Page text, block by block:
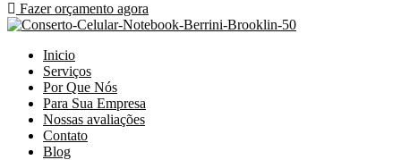
Fazer orçamento agora
Inicio
Serviços
Por Que Nós
Para Sua Empresa
Nossas avaliações
Contato
Blog